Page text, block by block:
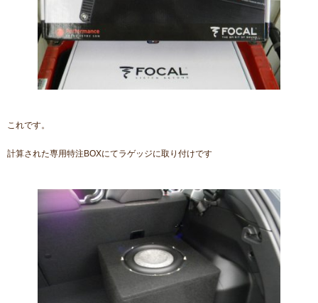
これです。
計算された専用特注BOXにてラゲッジに取り付けです